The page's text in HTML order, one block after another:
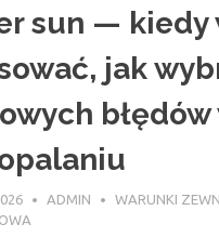
sun — kiedy
jak
ADMIN
WARUNKI